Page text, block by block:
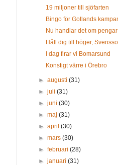
19 miljoner till sjöfarten
Bingo för Gotlands
Nu handlar det om pengar
Håll dig till höger,
I dag firar vi Bomarsund
Konstigt värre i Örebro
► augusti (31)
► juli (31)
► juni (30)
► maj (31)
► april (30)
► mars (30)
► februari (28)
► januari (31)